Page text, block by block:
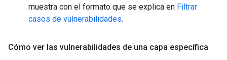
muestra con el formato que se explica en Filtrar
casos de vulnerabilidades.
Cómo ver las vulnerabilidades de una capa específica